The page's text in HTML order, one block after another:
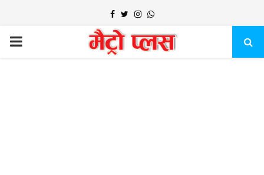
Facebook
TwitterInstagram
Whatsapp
PRIMARY